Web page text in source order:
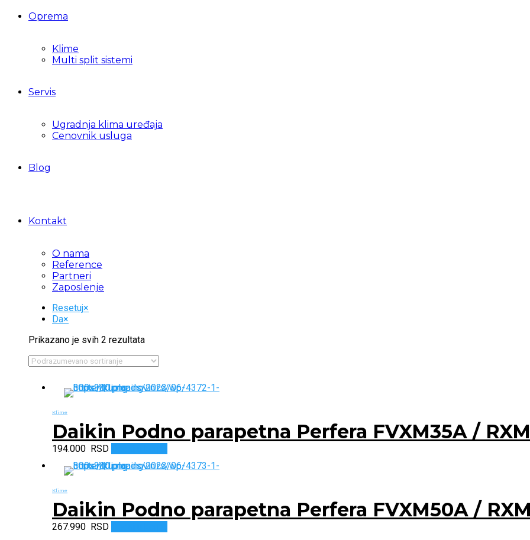
Oprema
Klime
Multi split sistemi
Servis
Ugradnja klima uređaja
Cenovnik usluga
Blog
Kontakt
O nama
Reference
Partneri
Zaposlenje
Resetuj×
Da×
Prikazano je svih 2 rezultata
Klime
Daikin Podno parapetna Perfera FVXM35A /
194.000 RSD
Klime
Daikin Podno parapetna Perfera FVXM50A /
267.990 RSD